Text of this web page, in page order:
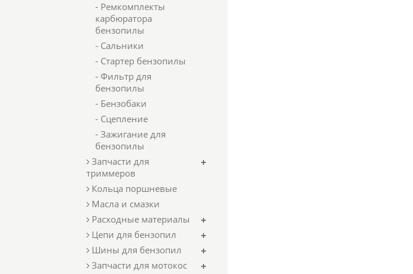
- Ремкомплекты
карбюратора
бензопилы
- Сальники
- Стартер бензопилы
- Фильтр для
бензопилы
- Бензобаки
- Сцепление
- Зажигание для
бензопилы
Запчасти для
триммеров
Кольца поршневые
Масла и смазки
Расходные материалы
Цепи для бензопил
Шины для бензопил
Запчасти для мотокос